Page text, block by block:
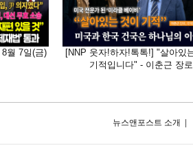
월 7일(금)
[NNP 웃자!하자!톡톡!] "살아있
기적입니다" - 이춘근 장로
뉴스앤포스트 소개